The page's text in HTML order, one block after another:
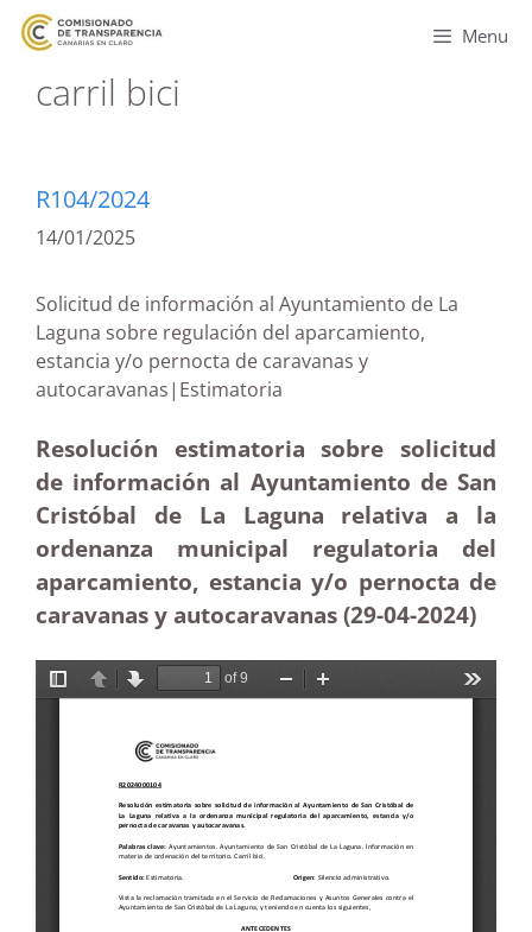
Menu
carril bici
R104/2024
14/01/2025
Solicitud de información al Ayuntamiento de La
Laguna sobre regulación del aparcamiento,
estancia y/o pernocta de caravanas y
autocaravanas|Estimatoria
Resolución estimatoria sobre solicitud
de información al Ayuntamiento de San
Cristóbal de La Laguna relativa a la
ordenanza municipal regulatoria del
aparcamiento, estancia y/o pernocta de
caravanas y autocaravanas (29-04-2024)